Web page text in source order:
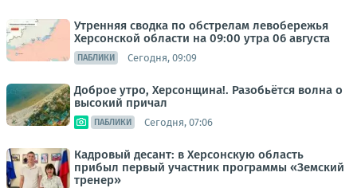
Утренняя сводка по обстрелам левобережья
Херсонской области на 09:00 утра 06 августа
ПАБЛИКИ Сегодня, 09:09
Доброе утро, Херсонщина!. Разобьётся волна о
высокий причал
ПАБЛИКИ Сегодня, 07:06
Кадровый десант: в Херсонскую область
прибыл первый участник программы «Земский
тренер»